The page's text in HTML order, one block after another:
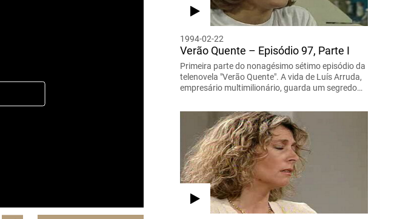
1994-02-22
Verão Quente – Episódio 97, Parte I
Primeira parte do nonagésimo sétimo episódio da
telenovela "Verão Quente". A vida de Luís Arruda,
empresário multimilionário, guarda um segredo…